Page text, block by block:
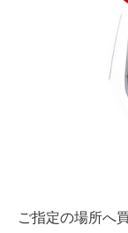
ご指定の場所へ